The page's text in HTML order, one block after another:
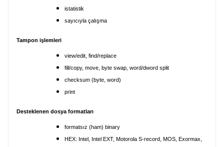
istatistik
sayıcıyla çalışma
Tampon işlemleri
view/edit, find/replace
fill/copy, move, byte swap, word/dword split
checksum (byte, word)
print
Desteklenen dosya formatları
formatsız (ham) binary
HEX: Intel, Intel EXT, Motorola S-record, MOS, Exormax,